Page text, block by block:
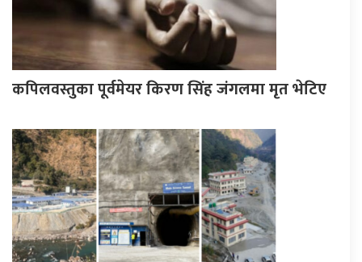
कपिलवस्तुका पूर्वमेयर किरण सिंह जंगलमा मृत भेटिए